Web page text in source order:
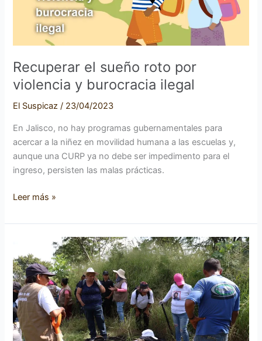
Recuperar el sueño roto por
violencia y burocracia ilegal
El Suspicaz/ 23/04/2023
En Jalisco, no hay programas gubernamentales para
acercar a la niñez en movilidad humana a las escuelas y,
aunque una CURP ya no debe ser impedimento para el
ingreso, persisten las malas prácticas.
violencia
burocracia
Leer más »
Autoridades
ocultaron
hallazgos
de
fosas
clandestinas
encontradas